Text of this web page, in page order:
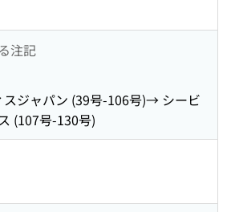
注記
スジャパン (39号-106号)→ シービ
(107号-130号)